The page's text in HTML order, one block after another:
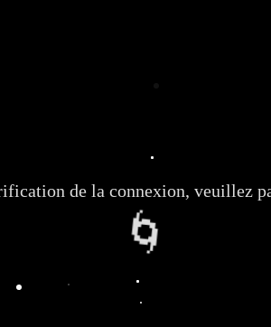
Vérifié en 4091ms
✅